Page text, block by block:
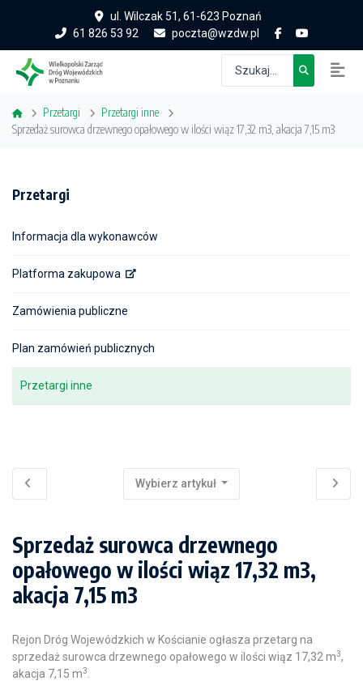
ul. Wilczak 51, 61-623 Poznań
61 826 53 92
poczta@wzdw.pl
Przetargi
Przetargi inne
Sprzedaż surowca drzewnego opałowego w ilości wiąz 17,32 m3, akacja 7,15 m3
Przetargi
Informacja dla wykonawców
Platforma zakupowa
Zamówienia publiczne
Plan zamówień publicznych
Przetargi inne
Wybierz artykuł
Sprzedaż surowca drzewnego
opałowego w ilości wiąz 17,32 m3,
akacja 7,15 m3
Rejon Dróg Wojewódzkich w Kościanie ogłasza przetarg na
sprzedaż surowca drzewnego opałowego w ilości wiąz 17,32 m3,
akacja 7,15 m3